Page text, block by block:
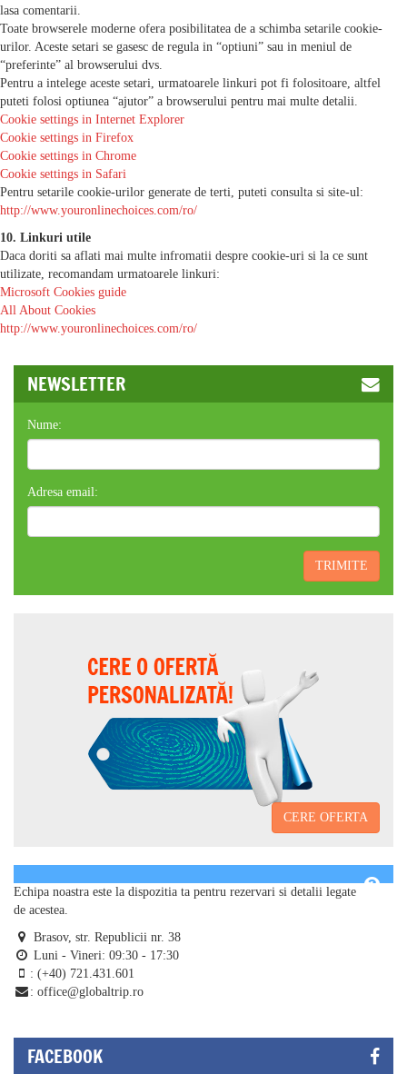
lasa comentarii.
Toate browserele moderne ofera posibilitatea de a schimba setarile cookie-
urilor. Aceste setari se gasesc de regula in “optiuni” sau in meniul de
“preferinte” al browserului dvs.
Pentru a intelege aceste setari, urmatoarele linkuri pot fi folositoare, altfel
puteti folosi optiunea “ajutor” a browserului pentru mai multe detalii.
Cookie settings in Internet Explorer
Cookie settings in Firefox
Cookie settings in Chrome
Cookie settings in Safari
Pentru setarile cookie-urilor generate de terti, puteti consulta si site-ul:
http://www.youronlinechoices.com/ro/
10. Linkuri utile
Daca doriti sa aflati mai multe infromatii despre cookie-uri si la ce sunt
utilizate, recomandam urmatoarele linkuri:
Microsoft Cookies guide
All About Cookies
http://www.youronlinechoices.com/ro/
NEWSLETTER
Nume:
Adresa email:
TRIMITE
CERE OFERTA
Echipa noastra este la dispozitia ta pentru rezervari si detalii legate
de acestea.
Brasov, str. Republicii nr. 38
Luni - Vineri: 09:30 - 17:30
: (+40) 721.431.601
: office@globaltrip.ro
FACEBOOK